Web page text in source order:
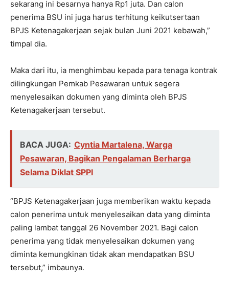
sekarang ini besarnya hanya Rp1 juta. Dan calon
penerima BSU ini juga harus terhitung keikutsertaan
BPJS Ketenagakerjaan sejak bulan Juni 2021 kebawah,”
timpal dia.
Maka dari itu, ia menghimbau kepada para tenaga kontrak
dilingkungan Pemkab Pesawaran untuk segera
menyelesaikan dokumen yang diminta oleh BPJS
Ketenagakerjaan tersebut.
BACA JUGA: Cyntia Martalena, Warga
Pesawaran, Bagikan Pengalaman Berharga
Selama Diklat SPPI
“BPJS Ketenagakerjaan juga memberikan waktu kepada
calon penerima untuk menyelesaikan data yang diminta
paling lambat tanggal 26 November 2021. Bagi calon
penerima yang tidak menyelesaikan dokumen yang
diminta kemungkinan tidak akan mendapatkan BSU
tersebut,” imbaunya.